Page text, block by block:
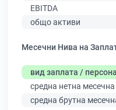
EBITDA
общо активи
Месечни Нива на
вид заплата /
средна нетна
средна брутна